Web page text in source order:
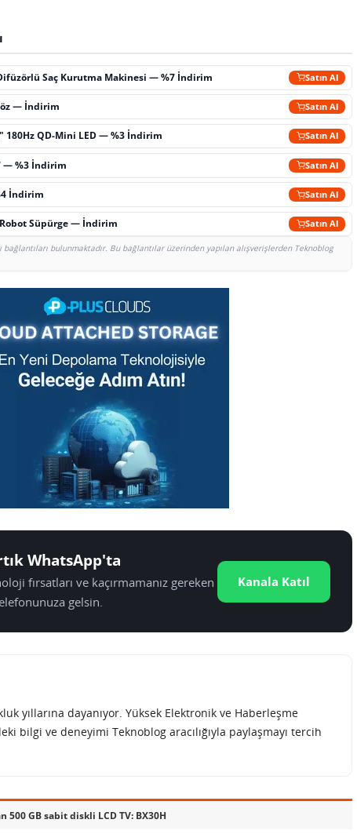
Saç Kurutma Makinesi — %7 İndirim Satın Al
— İndirim Satın Al
180Hz QD-Mini LED — %3 İndirim Satın Al
— %3 İndirim Satın Al
İndirim Satın Al
Robot Süpürge — İndirim Satın Al
bulunmaktadır. Bu bağlantılar üzerinden yapılan alışverişlerden Teknoblog
WhatsApp'ta
fırsatları ve kaçırmamanız gereken
gelsin.
Kanala Katıl
yıllarına dayanıyor. Yüksek Elektronik ve Haberleşme
bilgi ve deneyimi Teknoblog aracılığıyla paylaşmayı tercih
500 GB sabit diskli LCD TV: BX30H